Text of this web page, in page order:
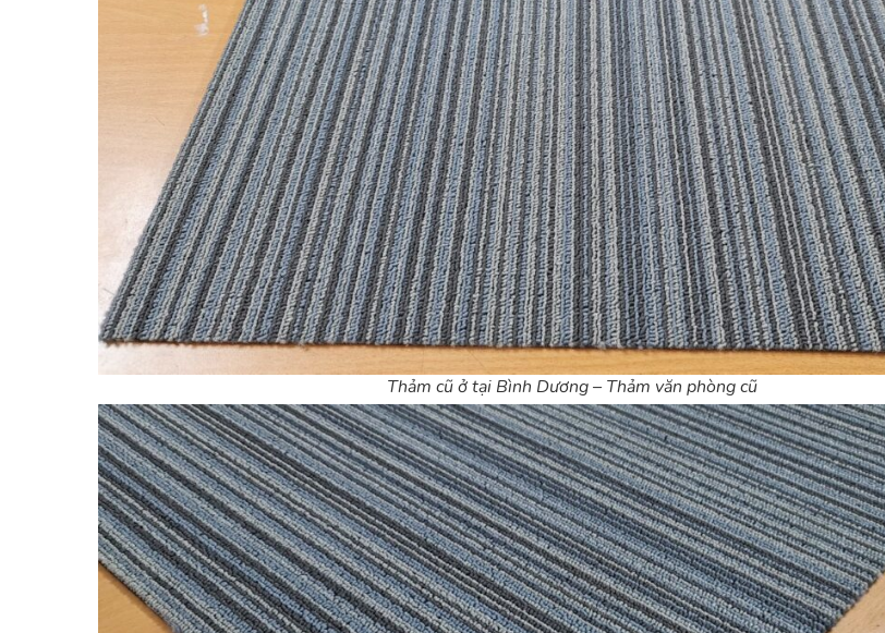
Thảm cũ ở tại Bình Dương – Thảm văn phòng cũ